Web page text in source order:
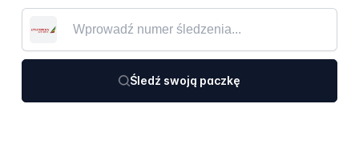
Śledź swoją paczkę